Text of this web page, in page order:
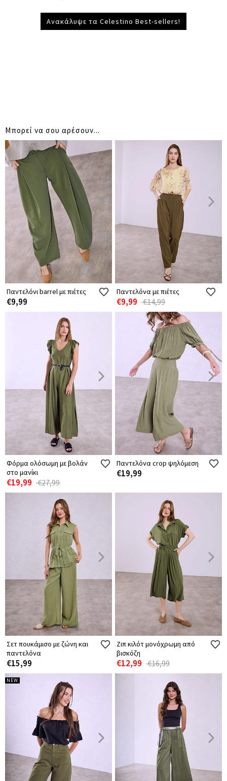
Ανακάλυψε τα Celestino Best-sellers!
Μπορεί να σου αρέσουν...
Παντελόνι barrel με πιέτες
€9,99
Παντελόνα με πιέτες
€9,99 €14,99
Φόρμα ολόσωμη με βολάν
στο μανίκι
€19,99 €27,99
Παντελόνα crop ψηλόμεση
€19,99
Σετ πουκάμισο με ζώνη και
παντελόνα
€15,99
Ζιπ κιλότ μονόχρωμη από
βισκόζη
€12,99 €16,99
NEW